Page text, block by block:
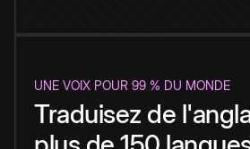
UNE VOIX POUR 99 % DU MONDE
Traduisez de